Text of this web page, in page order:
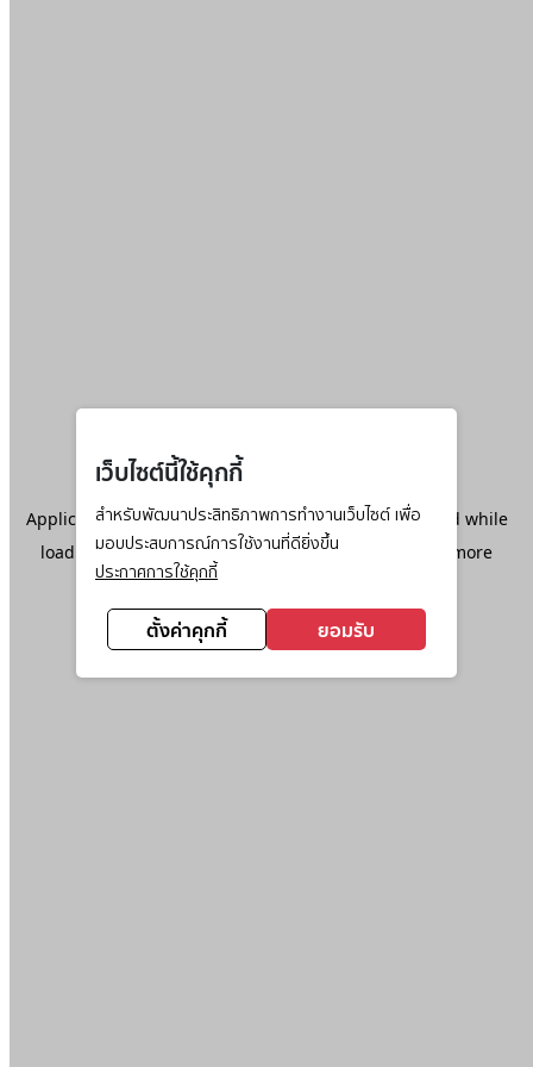
เว็บไซต์นี้ใช้คุกกี้
สำหรับพัฒนาประสิทธิภาพการทำงานเว็บไซต์ เพื่อ
มอบประสบการณ์การใช้งานที่ดียิ่งขึ้น
ประกาศการใช้คุกกี้
ตั้งค่าคุกกี้ ยอมรับ
Application error: aclient-side exception has occurred while
loadingwww.ktc.co.th(see the browser console
for more
information).